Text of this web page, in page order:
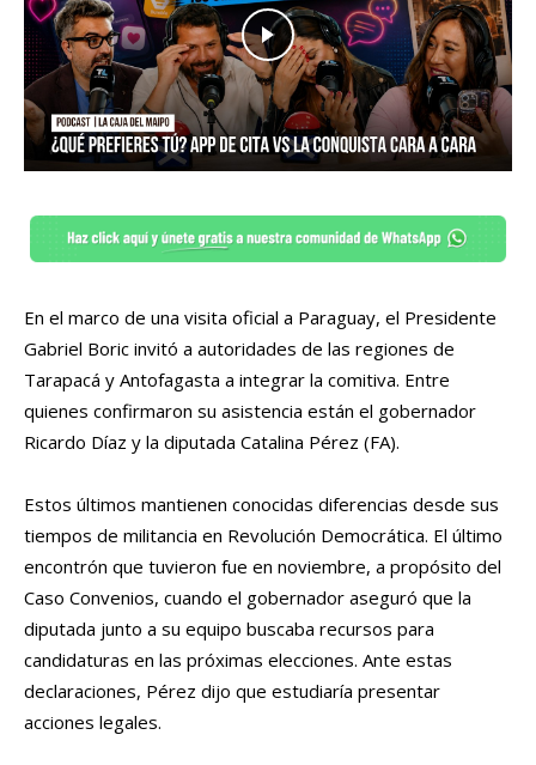
En el marco de una visita oficial a Paraguay, el Presidente
Gabriel Boric invitó a autoridades de las regiones de
Tarapacá y Antofagasta a integrar la comitiva. Entre
quienes confirmaron su asistencia están el gobernador
Ricardo Díaz y la diputada Catalina Pérez (FA).
Estos últimos mantienen conocidas diferencias desde sus
tiempos de militancia en Revolución Democrática. El último
encontrón que tuvieron fue en noviembre, a propósito del
Caso Convenios, cuando el gobernador aseguró que la
diputada junto a su equipo buscaba recursos para
candidaturas en las próximas elecciones. Ante estas
declaraciones, Pérez dijo que estudiaría presentar
acciones legales.